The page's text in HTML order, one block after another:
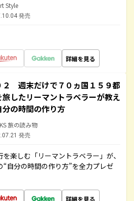
Style
発売
詳細を見る
２ 週末だけで７０ヵ国１５９都
旅したリーマントラベラーが教え
分の時間の作り方
旅の読み物
発売
楽しむ「リーマントラベラー」が、
自分の時間の作り方”を全力プレゼ
詳細を見る